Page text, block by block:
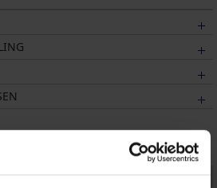
u dit ook leuk